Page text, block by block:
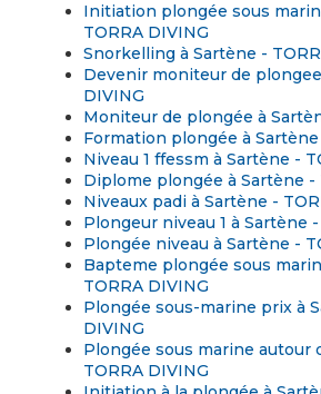
Initiation plongée sous
TORRA DIVING
Snorkelling à Sartène -
Devenir moniteur de
DIVING
Moniteur de plongée à
Formation plongée à
Niveau 1 ffessm à Sartène -
Diplome plongée à Sartène -
Niveaux padi à Sartène -
Plongeur niveau 1 à Sartène
Plongée niveau à Sartène -
Bapteme plongée sous
TORRA DIVING
Plongée sous-marine prix à
DIVING
Plongée sous marine autour
TORRA DIVING